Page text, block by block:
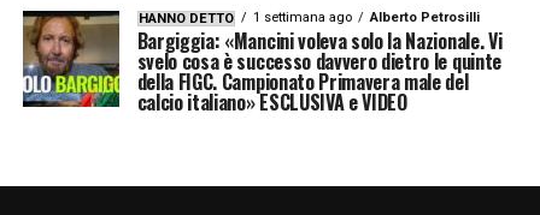
HANNO DETTO 1 settimana ago Alberto Petrosilli
Bargiggia: «Mancini voleva solo la Nazionale. Vi
svelo cosa è successo davvero dietro le quinte
della FIGC. Campionato Primavera male del
calcio italiano» ESCLUSIVA e VIDEO